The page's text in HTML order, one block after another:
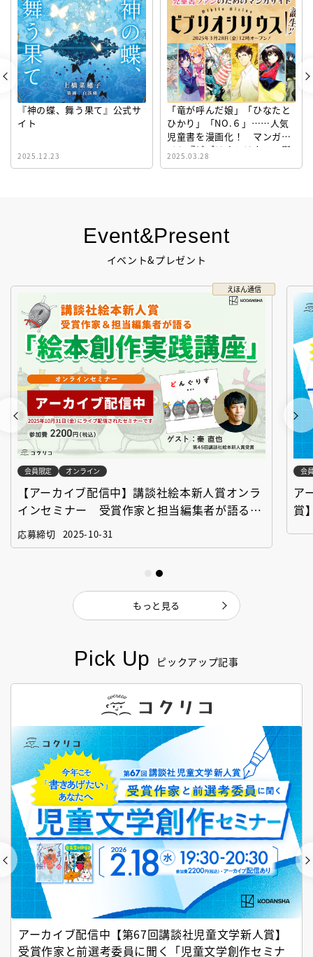
Pick Up ピックアップ記事
アーカイブ配信中【第67回講談社児童文学新人賞】
受賞作家と前選考委員に聞く「児童文学創作セミナ
Event&Present
イベント&プレゼント
えほん通信
会員限定 オンライン
【アーカイブ配信中】講談社絵本新人賞オンラ
インセミナー 受賞作家と担当編集者が語る
「絵本創作実践講座」
応募締切 2025-10-31
会
ア
賞
もっと見る
『神の蝶、舞う果て』公式サ
イト
2025.12.23
「竜が呼んだ娘」「ひなたと
ひかり」「NO.６」……人気
児童書を漫画化！ マンガサ
イト『ビブリオシリウス』誕
生！
2025.03.28